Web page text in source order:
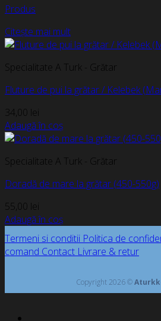
Produs
Citește mai mult
Specialitate A Turk - Grătar
Fluture de pui la grătar / Kelebek
34,00 lei
Adaugă în coș
Specialitate A Turk - Grătar
Doradă de mare la grătar (450-550g)
55,00 lei
Adaugă în coș
Termeni si conditii Politica de
comand Contact Livrare & retur
Copyright 2026 ©